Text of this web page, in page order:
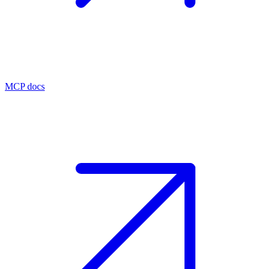
MCP docs